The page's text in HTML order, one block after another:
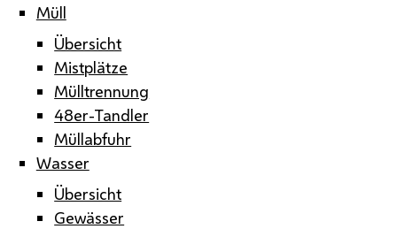
Müll
Übersicht
Mistplätze
Mülltrennung
48er-Tandler
Müllabfuhr
Wasser
Übersicht
Gewässer